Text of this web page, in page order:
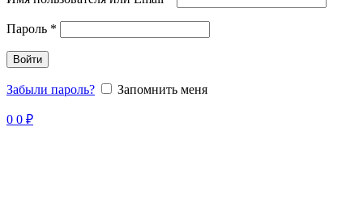
Пароль *
Войти
Забыли пароль? Запомнить меня
0 0 ₽
Продано